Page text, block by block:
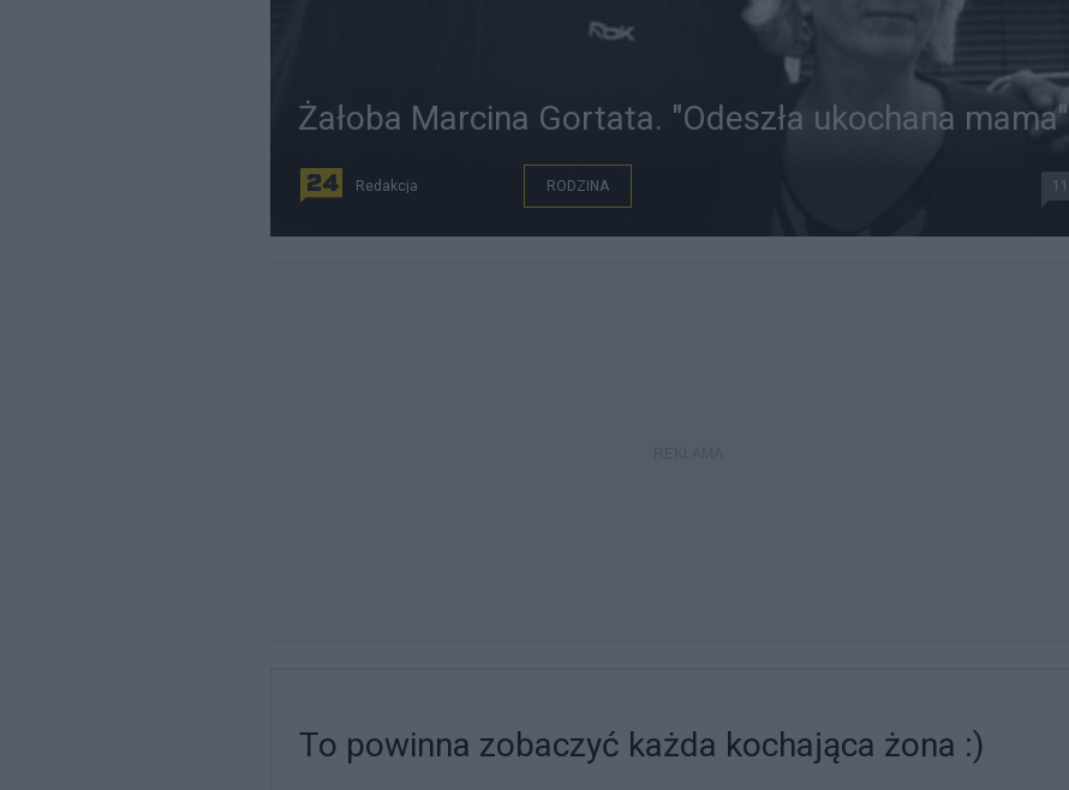
Żałoba Marcina Gortata. "Odeszła ukochana mama"
Redakcja RODZINA 11
To powinna zobaczyć każda kochająca żona :)